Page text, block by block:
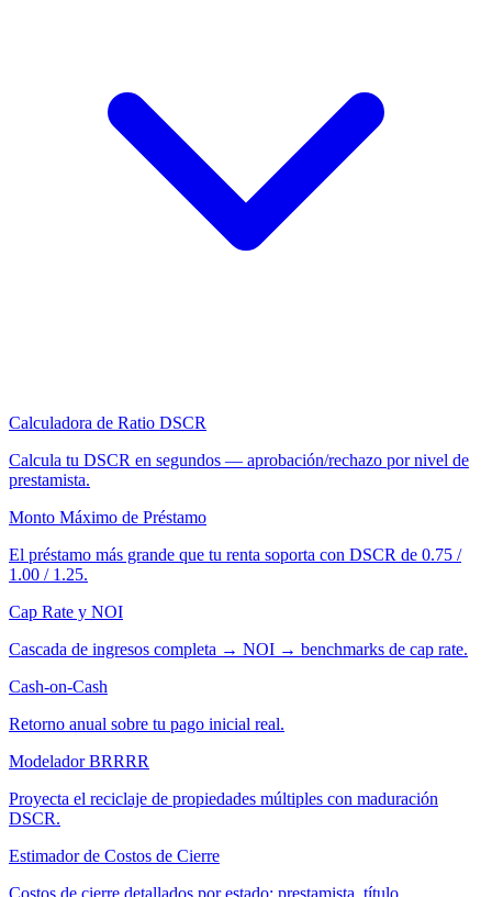
Calculadora de Ratio DSCR
Calcula tu DSCR en segundos — aprobación/rechazo por nivel de
prestamista.
Monto Máximo de Préstamo
El préstamo más grande que tu renta soporta con DSCR de 0.75 /
1.00 / 1.25.
Cap Rate y NOI
Cascada de ingresos completa → NOI → benchmarks de cap rate.
Cash-on-Cash
Retorno anual sobre tu pago inicial real.
Modelador BRRRR
Proyecta el reciclaje de propiedades múltiples con maduración
DSCR.
Estimador de Costos de Cierre
Costos de cierre detallados por estado: prestamista, título,